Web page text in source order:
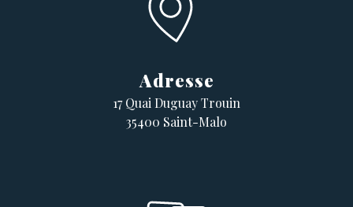
Adresse
17 Quai Duguay Trouin
35400 Saint-Malo